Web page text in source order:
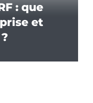
: que
et